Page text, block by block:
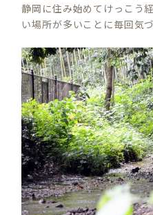
静岡に住み始めてけっこう
い場所が多いことに毎回気